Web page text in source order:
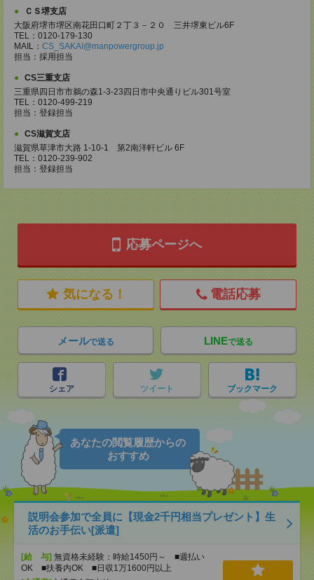
ＣＳ堺支店
大阪府堺市堺区南花田口町２丁３－２０ 三井堺東ビル6F
TEL：0120-179-130
MAIL： CS_SAKAI@manpowergroup.jp
担当：採用担当
CS三重支店
三重県四日市市鵜の森1-3-23四日市中央通りビル301号室
TEL：0120-499-219
担当：登録担当
CS滋賀支店
滋賀県草津市大路 1-10-1 第2南洋軒ビル 6F
TEL：0120-239-902
担当：登録担当
応募ページへ
気になる！ 電話応募
メールで送る LINEで送る
シェア ツイート ブックマーク
あなたの閲覧履歴からの
おすすめ
説明会参加で全員に【現金2千円相当プレゼント】生
活のお手伝い[派遣]
[給 与] 無資格未経験：時給1450円～ ■週払い
OK ■扶養内OK ■日収1万1600円以上